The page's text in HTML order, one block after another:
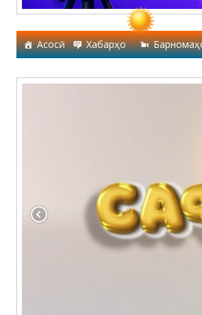
Асосӣ Хабарҳо